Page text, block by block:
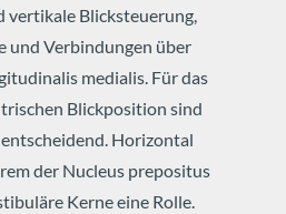
vertikale Blicksteuerung,
und Verbindungen über
medialis. Für das
Blickposition sind
Horizontal
der Nucleus prepositus
Kerne eine Rolle.